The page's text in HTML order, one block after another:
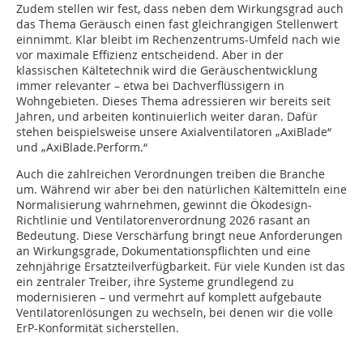
Zudem stellen wir fest, dass neben dem Wirkungsgrad auch
das Thema Geräusch einen fast gleichrangigen Stellenwert
einnimmt. Klar bleibt im Rechenzentrums-Umfeld nach wie
vor maximale Effizienz entscheidend. Aber in der
klassischen Kältetechnik wird die Geräuschentwicklung
immer relevanter – etwa bei Dachverflüssigern in
Wohngebieten. Dieses Thema adressieren wir bereits seit
Jahren, und arbeiten kontinuierlich weiter daran. Dafür
stehen beispielsweise unsere Axialventilatoren „AxiBlade“
und „AxiBlade.Perform.“
Auch die zahlreichen Verordnungen treiben die Branche
um. Während wir aber bei den natürlichen Kältemitteln eine
Normalisierung wahrnehmen, gewinnt die Ökodesign-
Richtlinie und Ventilatorenverordnung 2026 rasant an
Bedeutung. Diese Verschärfung bringt neue Anforderungen
an Wirkungsgrade, Dokumentationspflichten und eine
zehnjährige Ersatzteilverfügbarkeit. Für viele Kunden ist das
ein zentraler Treiber, ihre Systeme grundlegend zu
modernisieren – und vermehrt auf komplett aufgebaute
Ventilatorenlösungen zu wechseln, bei denen wir die volle
ErP-Konformität sicherstellen.